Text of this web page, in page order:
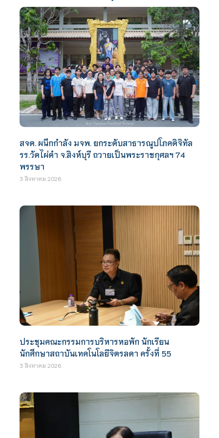
สจด. ผนึกกำลัง มจพ. ยกระดับสาธารณูปโภคดิจิทัล
รร.วัดไผ่ดำ จ.สิงห์บุรี ถวายเป็นพระราชกุศลฯ 74
พรรษา
3 สิงหาคม 2026
ประชุมคณะกรรมการบริหารหอพัก นักเรียน
นักศึกษาสถาบันเทคโนโลยีจิตรลดา ครั้งที่ 55
3 สิงหาคม 2026